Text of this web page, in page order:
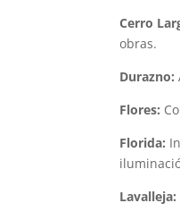
Cerro
obras.
Durazno:
Flores:
Florida:
Lavalleja: